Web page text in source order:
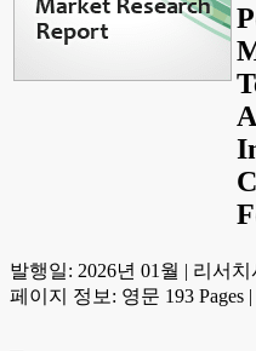
발행일: 2026년 01월 | 리서치
페이지 정보: 영문 193 Pages |